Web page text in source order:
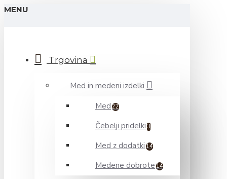
MENU
Trgovina
Med in medeni izdelki
Med 22
Čebelji pridelki 3
Med z dodatki 14
Medene dobrote 14